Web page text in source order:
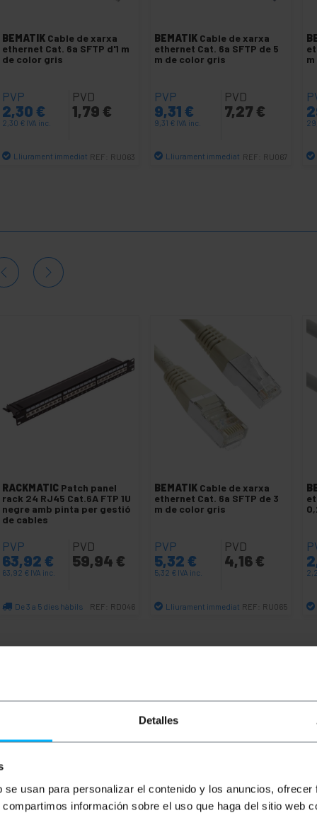
Detalles
usan para personalizar el contenido y los anuncios,
información sobre el uso que haga del sitio web
BEMATIK Cable de xarxa
ethernet Cat. 6a SFTP d'1 m
de color gris
PVP
2,30 €
2,30 € IVA inc.
PVD
1,79 €
Lliurament immediat REF: RU063
BEMATIK Cable de xarxa
ethernet Cat. 6a SFTP de 5
m de color gris
PVP
9,31 €
9,31 € IVA inc.
PVD
7,27 €
Lliurament immediat REF: RU067
RACKMATIC Patch panel
rack 24 RJ45 Cat.6A FTP 1U
negre amb pinta per gestió
de cables
PVP
63,92 €
63,92 € IVA inc.
PVD
59,94 €
De 3 a 5 dies hàbils REF: RD046
BEMATIK Cable de xarxa
ethernet Cat. 6a SFTP de 3
m de color gris
PVP
5,32 €
5,32 € IVA inc.
PVD
4,16 €
Lliurament immediat REF: RU065